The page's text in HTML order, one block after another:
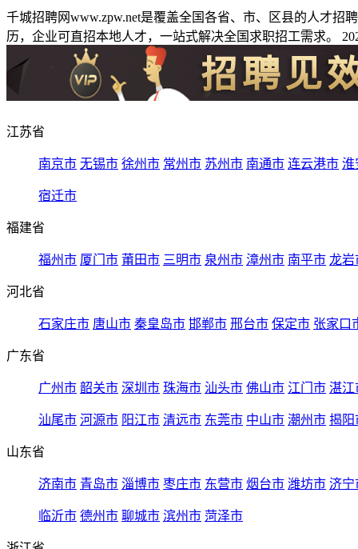
千城招聘网www.zpw.net是覆盖全国各省、市、区县的人才
历，企业可直招本地人才，一站式解决全国求职招工需求。
江苏省
南京市 无锡市 徐州市 常州市 苏州市 南通市 连云港市 淮
宿迁市
福建省
福州市 厦门市 莆田市 三明市 泉州市 漳州市 南平市 龙岩
河北省
石家庄市 唐山市 秦皇岛市 邯郸市 邢台市 保定市 张家口
广东省
广州市 韶关市 深圳市 珠海市 汕头市 佛山市 江门市 湛江
汕尾市 河源市 阳江市 清远市 东莞市 中山市 潮州市 揭阳
山东省
济南市 青岛市 淄博市 枣庄市 东营市 烟台市 潍坊市 济宁
临沂市 德州市 聊城市 滨州市 菏泽市